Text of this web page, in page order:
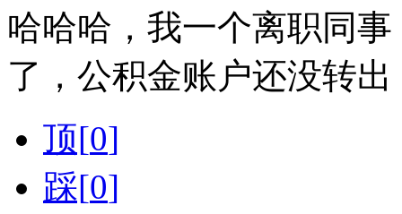
哈哈哈，我一个离职同
了，公积金账户还没转
顶[0]
踩[0]